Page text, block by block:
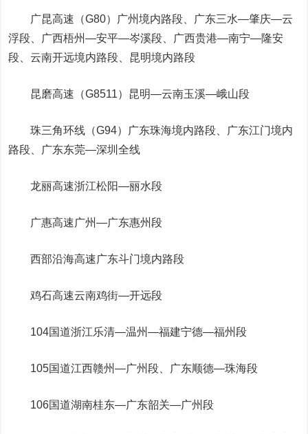
广昆高速（G80）广州境内路段、广东三水—肇庆—云
浮段、广西梧州—安平—岑溪段、广西贵港—南宁—隆安
段、云南开远境内路段、昆明境内路段
昆磨高速（G8511）昆明—云南玉溪—峨山段
珠三角环线（G94）广东珠海境内路段、广东江门境内
路段、广东东莞—深圳全线
龙丽高速浙江松阳—丽水段
广惠高速广州—广东惠州段
西部沿海高速广东斗门境内路段
鸡石高速云南鸡街—开远段
104国道浙江乐清—温州—福建宁德—福州段
105国道江西赣州—广州段、广东顺德—珠海段
106国道湖南桂东—广东韶关—广州段